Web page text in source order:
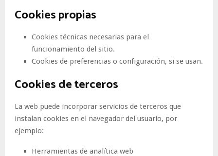
Cookies propias
Cookies técnicas necesarias para el
funcionamiento del sitio.
Cookies de preferencias o configuración, si se usan.
Cookies de terceros
La web puede incorporar servicios de terceros que
instalan cookies en el navegador del usuario, por
ejemplo:
Herramientas de analítica web